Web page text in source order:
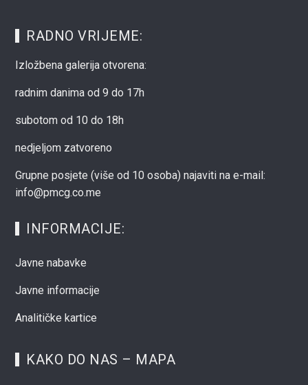
RADNO VRIJEME:
Izložbena galerija otvorena:
radnim danima od 9 do 17h
subotom od 10 do 18h
nedjeljom zatvoreno
Grupne posjete (više od 10 osoba) najaviti na e-mail:
info@pmcg.co.me
INFORMACIJE:
Javne nabavke
Javne informacije
Analitičke kartice
KAKO DO NAS – MAPA